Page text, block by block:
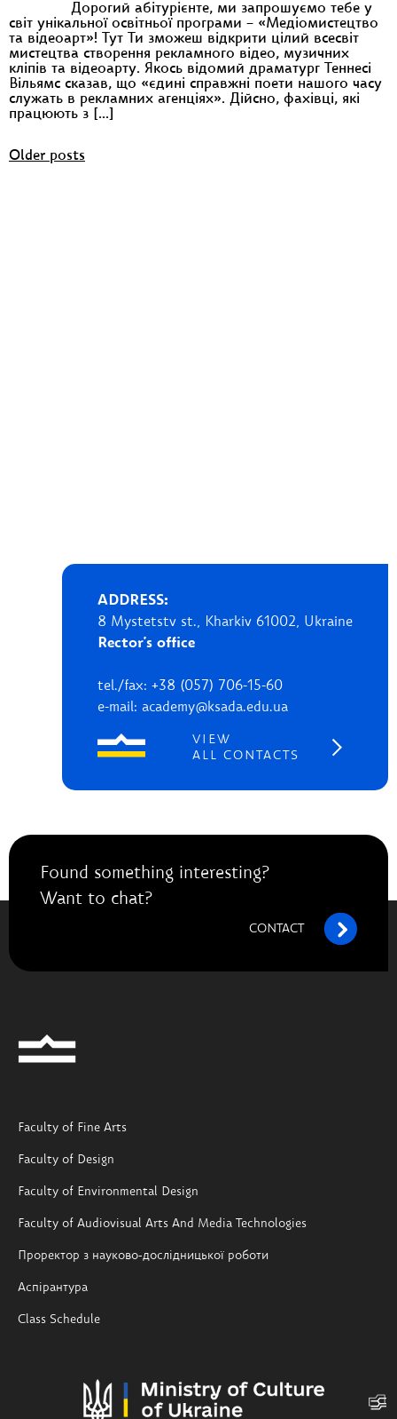
Дорогий абітурієнте, ми запрошуємо тебе у
світ унікальної освітньої програми – «Медіомистецтво
та відеоарт»! Тут Ти зможеш відкрити цілий всесвіт
мистецтва створення рекламного відео, музичних
кліпів та відеоарту. Якось відомий драматург Теннесі
Вільямс сказав, що «єдині справжні поети нашого часу
служать в рекламних агенціях». Дійсно, фахівці, які
працюють з […]
Posts
Older posts
ADDRESS:
8 Mystetstv st., Kharkiv 61002, Ukraine
Rector's office
tel./fax: +38 (057) 706-15-60
e-mail: academy@ksada.edu.ua
VIEW
ALL CONTACTS
Found something interesting?
Want to chat?
CONTACT
Faculty of Fine Arts
Faculty of Design
Faculty of Environmental Design
Faculty of Audiovisual Arts And Media Technologies
Проректор з науково-дослідницької роботи
Аспірантура
Class Schedule